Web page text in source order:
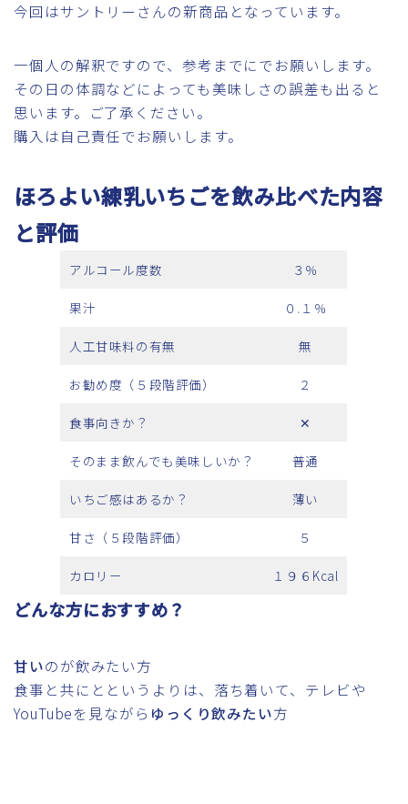
今回はサントリーさんの新商品となっています。
一個人の解釈ですので、参考までにでお願いします。
その日の体調などによっても美味しさの誤差も出ると
思います。ご了承ください。
購入は自己責任でお願いします。
ほろよい練乳いちごを飲み比べた内容
と評価
アルコール度数 ３％
果汁 ０.１％
人工甘味料の有無 無
お勧め度（５段階評価） ２
食事向きか？ ✕
そのまま飲んでも美味しいか？ 普通
いちご感はあるか？ 薄い
甘さ（５段階評価） ５
カロリー １９６Kcal
どんな方におすすめ？
甘いのが飲みたい方
食事と共にとというよりは、落ち着いて、テレビや
YouTubeを見ながら ゆっくり飲みたい方